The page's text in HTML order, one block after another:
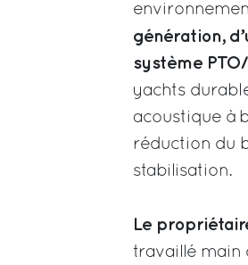
génération,
système PTO/
yachts
acoustique à
réduction du
stabilisation.
Le
travaillé main